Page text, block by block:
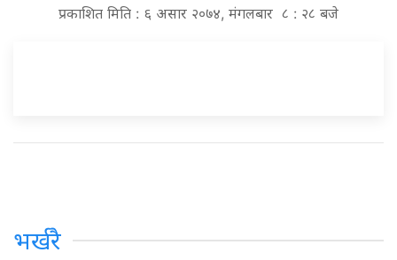
प्रकाशित मिति : ६ असार २०७४, मंगलबार ८ : २८ बजे
भर्खरै